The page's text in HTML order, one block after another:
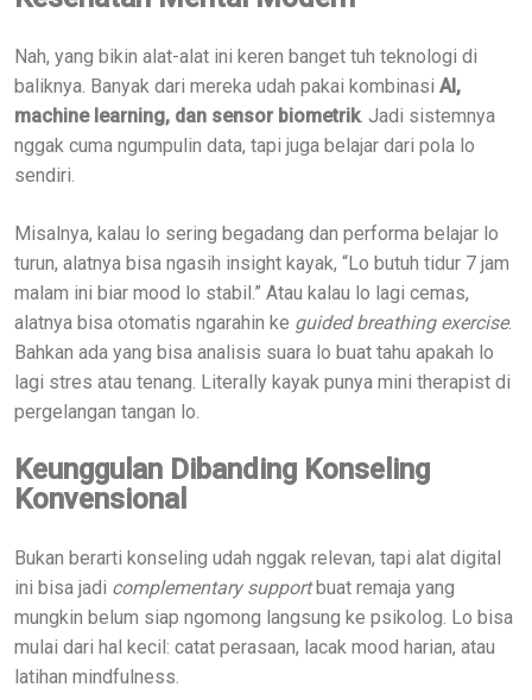
Nah, yang bikin alat-alat ini keren banget tuh teknologi di
baliknya. Banyak dari mereka udah pakai kombinasi AI,
machine learning, dan sensor biometrik. Jadi sistemnya
nggak cuma ngumpulin data, tapi juga belajar dari pola lo
sendiri.
Misalnya, kalau lo sering begadang dan performa belajar lo
turun, alatnya bisa ngasih insight kayak, “Lo butuh tidur 7 jam
malam ini biar mood lo stabil.” Atau kalau lo lagi cemas,
alatnya bisa otomatis ngarahin ke guided breathing exercise.
Bahkan ada yang bisa analisis suara lo buat tahu apakah lo
lagi stres atau tenang. Literally kayak punya mini therapist di
pergelangan tangan lo.
Keunggulan Dibanding Konseling
Konvensional
Bukan berarti konseling udah nggak relevan, tapi alat digital
ini bisa jadi complementary supportbuat remaja yang
mungkin belum siap ngomong langsung ke psikolog. Lo bisa
mulai dari hal kecil: catat perasaan, lacak mood harian, atau
latihan mindfulness.